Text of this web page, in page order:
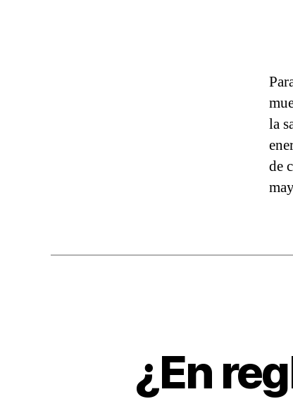
la
de
¿En